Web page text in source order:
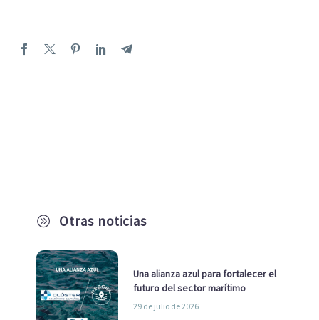
A Otras noticias
Una alianza azul para fortalecer el
futuro del sector marítimo
29 de julio de 2026